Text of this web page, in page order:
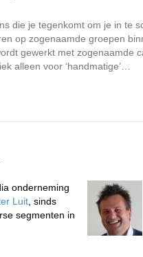
die je tegenkomt om je in te
op zogenaamde groepen
gewerkt met zogenaamde
alleen voor ‘handmatige’…
onderneming
Luit , sinds
segmenten in